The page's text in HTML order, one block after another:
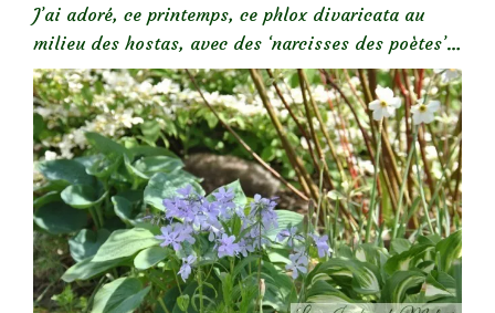
J’ai adoré, ce printemps, ce phlox divaricata au
milieu des hostas, avec des ‘narcisses des poètes’…